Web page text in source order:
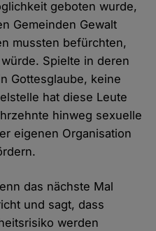
geboten wurde,
Gemeinden Gewalt
mussten befürchten,
Spielte in deren
Gottesglaube, keine
hat diese Leute
hinweg sexuelle
eigenen Organisation
das nächste Mal
und sagt, dass
werden